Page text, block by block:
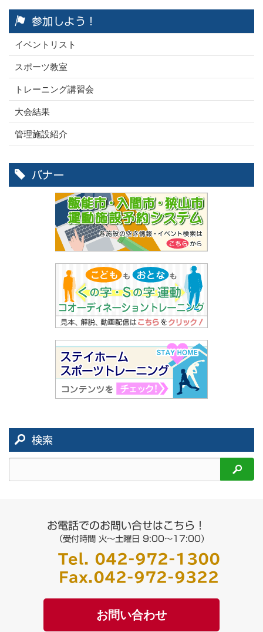
参加しよう！
イベントリスト
スポーツ教室
トレーニング講習会
大会結果
管理施設紹介
バナー
検索
検索
お電話でのお問い合せはこちら！
（受付時間 火～土曜日 9:00〜17:00）
Tel. 042-972-1300
Fax.042-972-9322
お問い合わせ